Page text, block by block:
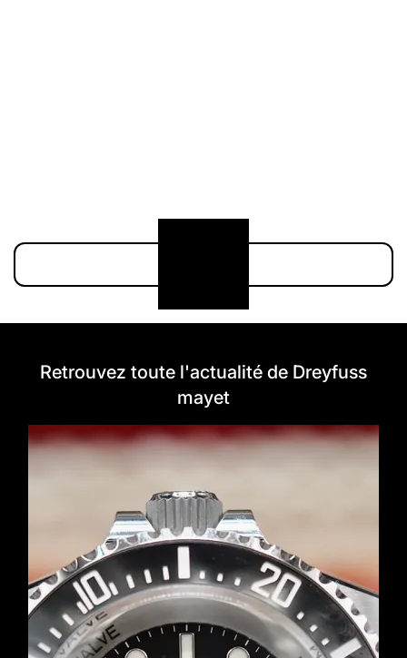
Retrouvez toute l'actualité de Dreyfuss
mayet